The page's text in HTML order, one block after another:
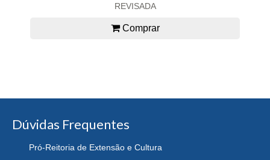
REVISADA
Comprar
Dúvidas Frequentes
Pró-Reitoria de Extensão e Cultura